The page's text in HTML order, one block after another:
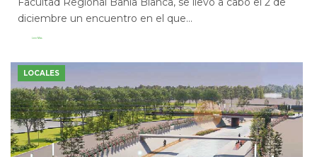
diciembre un encuentro en el que...
Leer Más
LOCALES